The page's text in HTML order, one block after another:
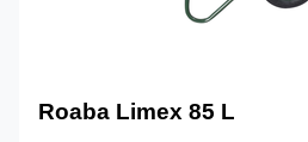
Roaba Limex 85 L